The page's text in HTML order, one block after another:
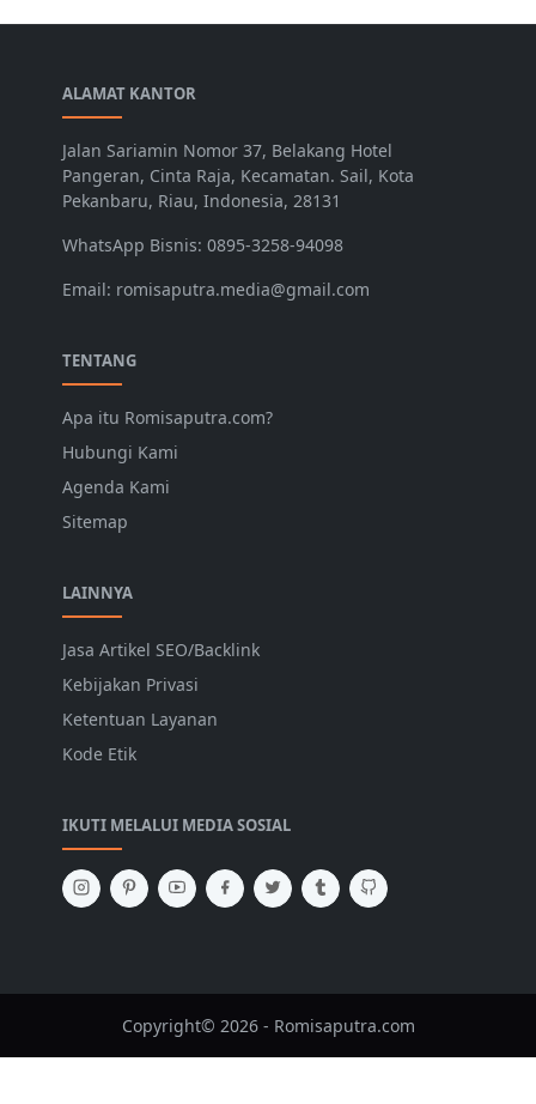
ALAMAT KANTOR
Jalan Sariamin Nomor 37, Belakang Hotel
Pangeran, Cinta Raja, Kecamatan. Sail, Kota
Pekanbaru, Riau, Indonesia, 28131
WhatsApp Bisnis: 0895-3258-94098
Email: romisaputra.media@gmail.com
TENTANG
Apa itu Romisaputra.com?
Hubungi Kami
Agenda Kami
Sitemap
LAINNYA
Jasa Artikel SEO/Backlink
Kebijakan Privasi
Ketentuan Layanan
Kode Etik
IKUTI MELALUI MEDIA SOSIAL
Copyright© 2026 - Romisaputra.com